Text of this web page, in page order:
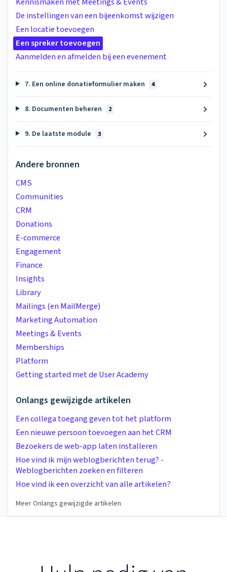
De instellingen van een bijeenkomst wijzigen
Een locatie toevoegen
Een spreker toevoegen
Aanmelden en afmelden bij een evenement
7. Een online donatieformulier maken 4
8. Documenten beheren 2
9. De laatste module 3
Andere bronnen
CMS
Communities
CRM
Donations
E-commerce
Engagement
Finance
Insights
Library
Mailings (en MailMerge)
Marketing Automation
Meetings & Events
Memberships
Platform
Getting started met de User Academy
Onlangs gewijzigde artikelen
Een collega toegang geven tot het platform
Een nieuwe persoon toevoegen aan het CRM
Bezoekers de web-app laten installeren
Hoe vind ik mijn weblogberichten terug? -
Weblogberichten zoeken en filteren
Hoe vind ik een overzicht van alle artikelen?
Meer Onlangs gewijzigde artikelen